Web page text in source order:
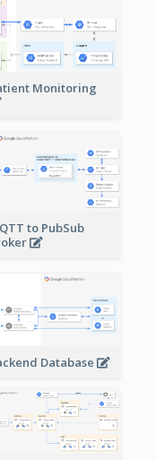
Monitoring
to PubSub
Database